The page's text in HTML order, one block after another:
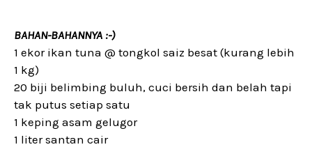
BAHAN-BAHANNYA :-)
1 ekor ikan tuna @ tongkol saiz besat (kurang lebih
1 kg)
20 biji belimbing buluh, cuci bersih dan belah tapi
tak putus setiap satu
1 keping asam gelugor
1 liter santan cair